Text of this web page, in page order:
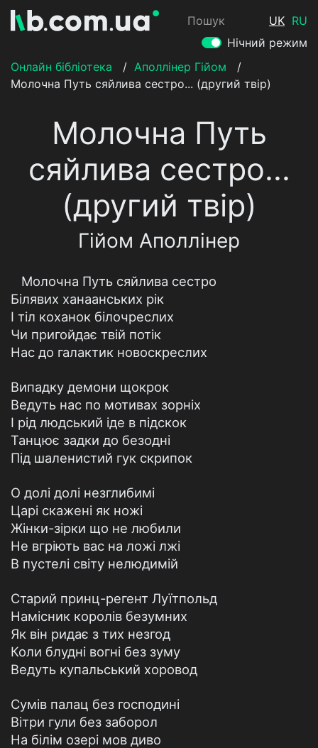
Пошук UK RU
Нічний режим
Онлайн бібліотека
/ Аполлінер Гійом
/
Молочна Путь сяйлива сестро... (другий твір)
Молочна Путь
сяйлива сестро...
(другий твір)
Гійом Аполлінер
Молочна Путь сяйлива сестро
Білявих ханаанських рік
I тіл коханок білочреслих
Чи пригойдає твій потік
Нас до галактик новоскреслих
Випадку демони щокрок
Ведуть нас по мотивах зорніх
I рід людський іде в підскок
Танцює задки до безодні
Під шаленистий гук скрипок
О долі долі незглибимі
Царі скажені як ножі
Жінки-зірки що не любили
Не вгріють вас на ложі лжі
В пустелі світу нелюдимій
Старий принц-регент Луїтпольд
Намісник королів безумних
Як він ридає з тих незгод
Коли блудні вогні без зуму
Ведуть купальський хоровод
Сумів палац без господині
Вітри гули без заборол
На білім озері мов диво